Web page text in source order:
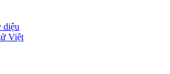
diệu
Việt